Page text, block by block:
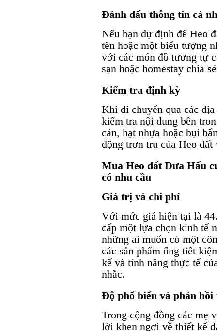
Đánh dấu thông tin cá
Nếu bạn dự định để Heo
tên hoặc một biểu tượng
với các món đồ tương tự
sạn hoặc homestay chia
Kiểm tra định kỳ
Khi di chuyển qua các
kiểm tra nội dung bên
cản, hạt nhựa hoặc bụi
động trơn tru của Heo đất
Mua Heo đất Dưa Hấu
có nhu cầu
Giá trị và chi phí
Với mức giá hiện tại là
cấp một lựa chọn kinh tế
những ai muốn có một
các sản phẩm ống tiết
kế và tính năng thực tế
nhắc.
Độ phổ biến và phản hồi
Trong cộng đồng các mẹ
lời khen ngợi về thiết kế